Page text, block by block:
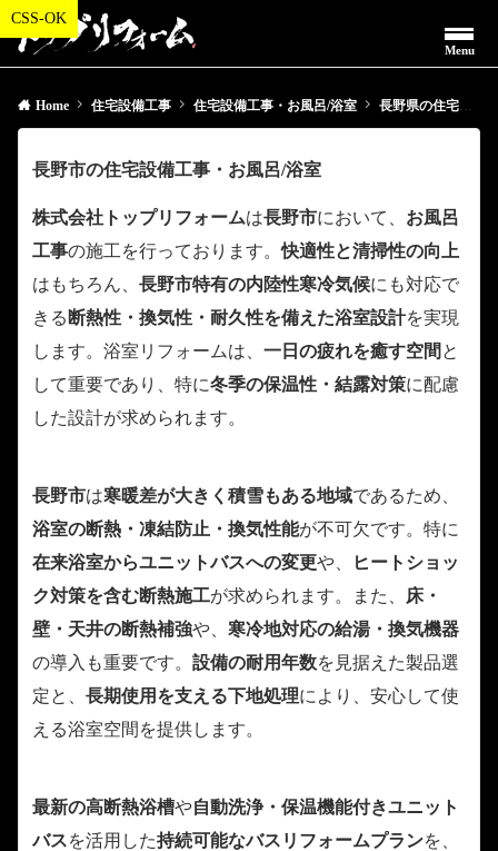
Menu
Home 住宅設備工事 住宅設備工事・お風呂/浴室 長野県の住宅設備工事・お風呂/浴室
長野市の住宅設備工事・お風呂/浴室
株式会社トップリフォームは長野市において、 お風呂
工事の施工を行っております。快適性と清掃性の向上
はもちろん、 長野市特有の内陸性寒冷気候にも対応で
きる 断熱性・換気性・耐久性を備えた浴室設計を実現
します。浴室リフォームは、 一日の疲れを癒す空間 と
して重要であり、特に冬季の保温性・結露対策に配慮
した設計が求められます。
長野市は寒暖差が大きく積雪もある地域であるため、
浴室の断熱・凍結防止・換気性能が不可欠です。特に
在来浴室からユニットバスへの変更や、
ヒートショッ
ク対策を含む断熱施工が求められます。また、
床・
壁・天井の断熱補強や、 寒冷地対応の給湯・換気機器
の導入も重要です。 設備の耐用年数を見据えた製品選
定と、 長期使用を支える下地処理により、安心して使
える浴室空間を提供します。
最新の高断熱浴槽や自動洗浄・保温機能付きユニット
バスを活用した持続可能なバスリフォームプランを、